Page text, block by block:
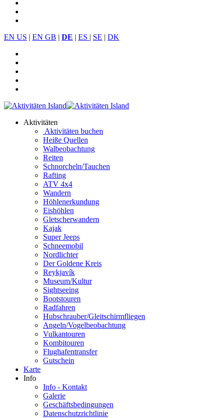
EN US | EN GB | DE | ES | SE | DK
Aktivitäten
Aktivitäten buchen
Heiße Quellen
Walbeobachtung
Reiten
Schnorcheln/Tauchen
Rafting
ATV 4x4
Wandern
Höhlenerkundung
Eishöhlen
Gletscherwandern
Kajak
Super Jeeps
Schneemobil
Nordlichter
Der Goldene Kreis
Reykjavík
Museum/Kultur
Sightseeing
Bootstouren
Radfahren
Hubschrauber/Gleitschirmfliegen
Angeln/Vogelbeobachtung
Vulkantouren
Kombitouren
Flughafentransfer
Gutschein
Karte
Info
Info - Kontakt
Galerie
Geschäftsbedingungen
Datenschutzrichtlinie